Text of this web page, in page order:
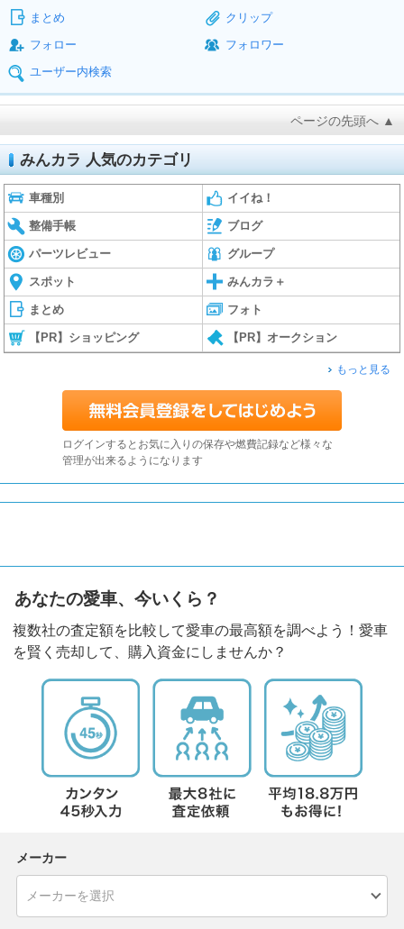
まとめ
クリップ
フォロー
フォロワー
ユーザー内検索
ページの先頭へ ▲
みんカラ 人気のカテゴリ
車種別 イイね！
整備手帳 ブログ
パーツレビュー グループ
スポット みんカラ＋
まとめ フォト
【PR】ショッピング 【PR】オークション
もっと見る
ログインするとお気に入りの保存や燃費記録など様々な
管理が出来るようになります
あなたの愛車、今いくら？
複数社の査定額を比較して愛車の最高額を調べよう！愛車
を賢く売却して、購入資金にしませんか？
メーカー